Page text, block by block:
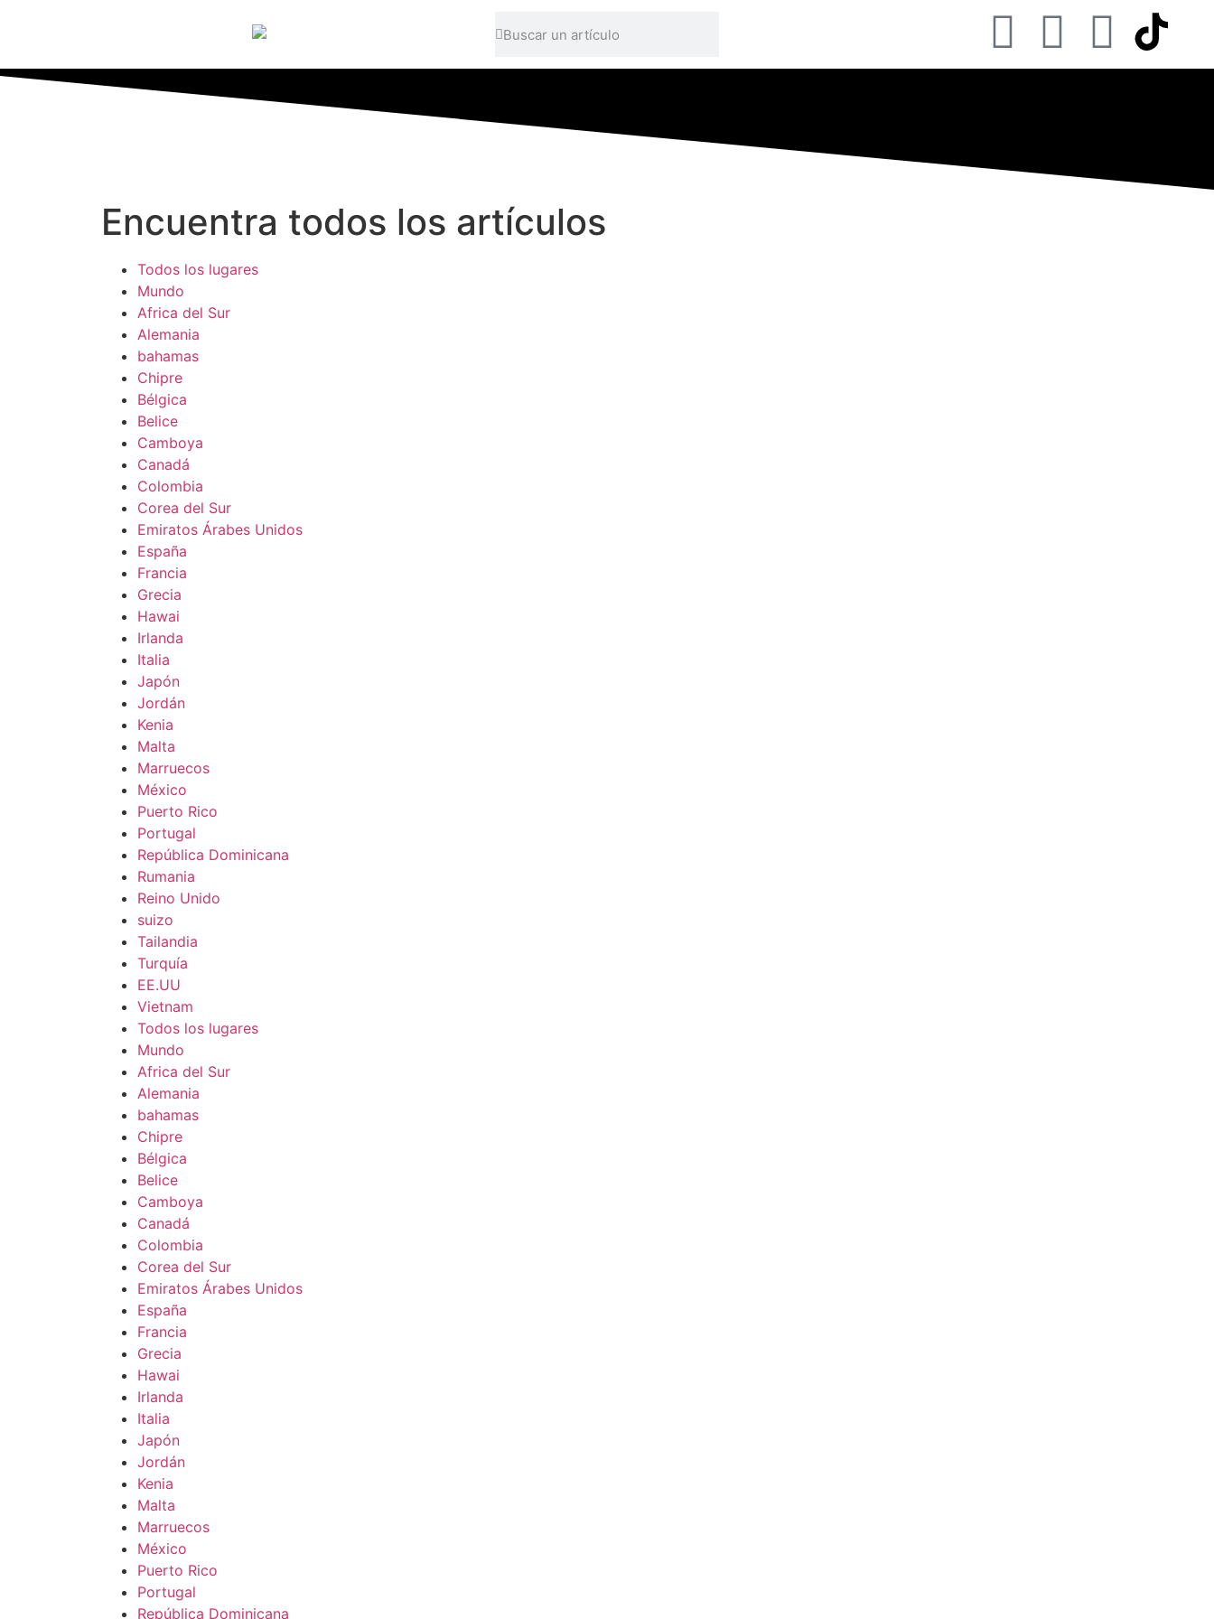
Encuentra todos los artículos
Todos los lugares
Mundo
Africa del Sur
Alemania
bahamas
Chipre
Bélgica
Belice
Camboya
Canadá
Colombia
Corea del Sur
Emiratos Árabes Unidos
España
Francia
Grecia
Hawai
Irlanda
Italia
Japón
Jordán
Kenia
Malta
Marruecos
México
Puerto Rico
Portugal
República Dominicana
Rumania
Reino Unido
suizo
Tailandia
Turquía
EE.UU
Vietnam
Todos los lugares
Mundo
Africa del Sur
Alemania
bahamas
Chipre
Bélgica
Belice
Camboya
Canadá
Colombia
Corea del Sur
Emiratos Árabes Unidos
España
Francia
Grecia
Hawai
Irlanda
Italia
Japón
Jordán
Kenia
Malta
Marruecos
México
Puerto Rico
Portugal
República Dominicana